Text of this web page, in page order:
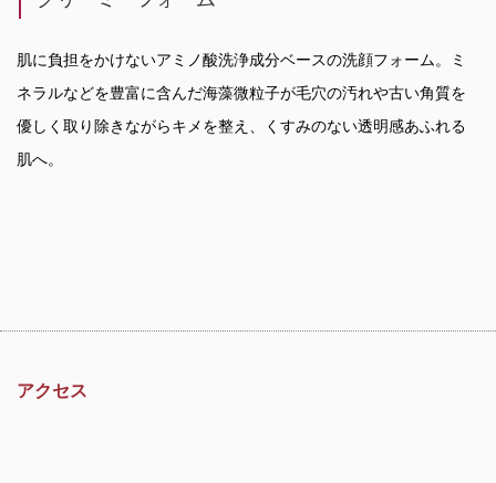
肌に負担をかけないアミノ酸洗浄成分ベースの洗顔フォーム。ミ
ネラルなどを豊富に含んだ海藻微粒子が毛穴の汚れや古い角質を
優しく取り除きながらキメを整え、くすみのない透明感あふれる
肌へ。
アクセス